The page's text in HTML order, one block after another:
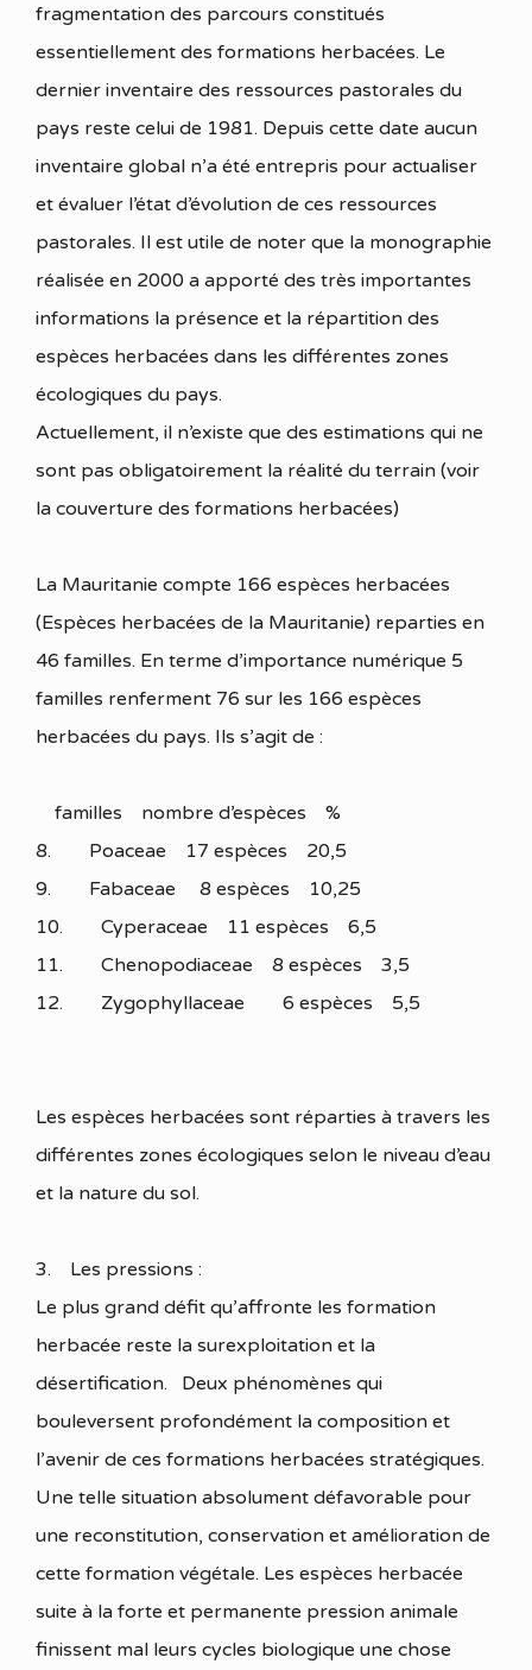
fragmentation des parcours constitués
essentiellement des formations herbacées. Le
dernier inventaire des ressources pastorales du
pays reste celui de 1981. Depuis cette date aucun
inventaire global n’a été entrepris pour actualiser
et évaluer l’état d’évolution de ces ressources
pastorales. Il est utile de noter que la monographie
réalisée en 2000 a apporté des très importantes
informations la présence et la répartition des
espèces herbacées dans les différentes zones
écologiques du pays.
Actuellement, il n’existe que des estimations qui ne
sont pas obligatoirement la réalité du terrain (voir
la couverture des formations herbacées)
La Mauritanie compte 166 espèces herbacées
(Espèces herbacées de la Mauritanie) reparties en
46 familles. En terme d’importance numérique 5
familles renferment 76 sur les 166 espèces
herbacées du pays. Ils s’agit de :
familles nombre d’espèces %
8. Poaceae 17 espèces 20,5
9. Fabaceae 8 espèces 10,25
10. Cyperaceae 11 espèces 6,5
11. Chenopodiaceae 8 espèces 3,5
12. Zygophyllaceae 6 espèces 5,5
Les espèces herbacées sont réparties à travers les
différentes zones écologiques selon le niveau d’eau
et la nature du sol.
3. Les pressions :
Le plus grand défit qu’affronte les formation
herbacée reste la surexploitation et la
désertification. Deux phénomènes qui
bouleversent profondément la composition et
l’avenir de ces formations herbacées stratégiques.
Une telle situation absolument défavorable pour
une reconstitution, conservation et amélioration de
cette formation végétale. Les espèces herbacée
suite à la forte et permanente pression animale
finissent mal leurs cycles biologique une chose